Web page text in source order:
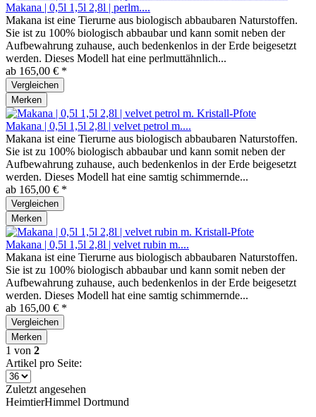
Makana | 0,5l 1,5l 2,8l | perlm....
Makana ist eine Tierurne aus biologisch abbaubaren Naturstoffen.
Sie ist zu 100% biologisch abbaubar und kann somit neben der
Aufbewahrung zuhause, auch bedenkenlos in der Erde beigesetzt
werden. Dieses Modell hat eine perlmuttähnlich...
ab 165,00 € *
Vergleichen
Merken
Makana | 0,5l 1,5l 2,8l | velvet petrol m....
Makana ist eine Tierurne aus biologisch abbaubaren Naturstoffen.
Sie ist zu 100% biologisch abbaubar und kann somit neben der
Aufbewahrung zuhause, auch bedenkenlos in der Erde beigesetzt
werden. Dieses Modell hat eine samtig schimmernde...
ab 165,00 € *
Vergleichen
Merken
Makana | 0,5l 1,5l 2,8l | velvet rubin m....
Makana ist eine Tierurne aus biologisch abbaubaren Naturstoffen.
Sie ist zu 100% biologisch abbaubar und kann somit neben der
Aufbewahrung zuhause, auch bedenkenlos in der Erde beigesetzt
werden. Dieses Modell hat eine samtig schimmernde...
ab 165,00 € *
Vergleichen
Merken
1 von 2
Artikel pro Seite:
Zuletzt angesehen
HeimtierHimmel Dortmund